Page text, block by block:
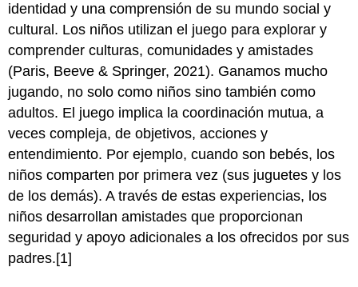
identidad y una comprensión de su mundo social y
cultural. Los niños utilizan el juego para explorar y
comprender culturas, comunidades y amistades
(Paris, Beeve & Springer, 2021). Ganamos mucho
jugando, no solo como niños sino también como
adultos. El juego implica la coordinación mutua, a
veces compleja, de objetivos, acciones y
entendimiento. Por ejemplo, cuando son bebés, los
niños comparten por primera vez (sus juguetes y los
de los demás). A través de estas experiencias, los
niños desarrollan amistades que proporcionan
seguridad y apoyo adicionales a los ofrecidos por sus
padres.[1]